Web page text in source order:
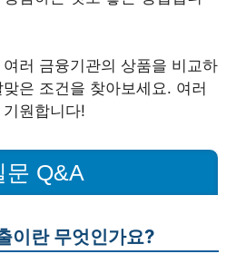
러 금융기관의 상품을 비교하
은 조건을 찾아보세요. 여러
원합니다!
문 Q&A
이란 무엇인가요?